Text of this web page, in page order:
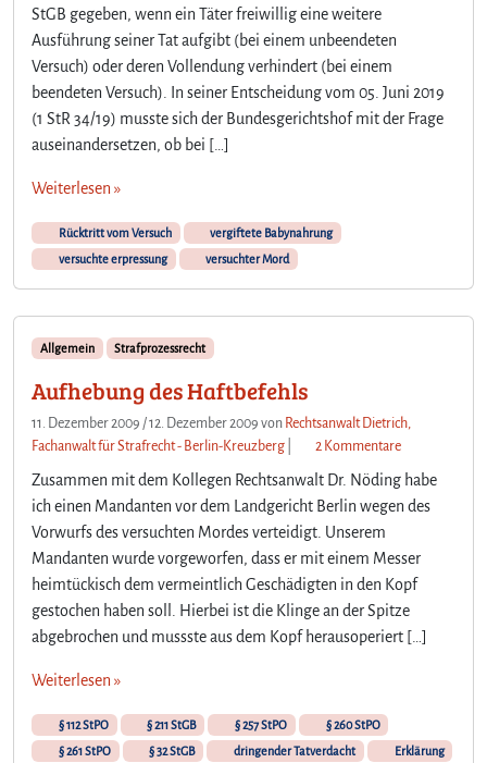
StGB gegeben, wenn ein Täter freiwillig eine weitere
Ausführung seiner Tat aufgibt (bei einem unbeendeten
Versuch) oder deren Vollendung verhindert (bei einem
beendeten Versuch). In seiner Entscheidung vom 05. Juni 2019
(1 StR 34/19) musste sich der Bundesgerichtshof mit der Frage
auseinandersetzen, ob bei […]
Weiterlesen »
Rücktritt vom Versuch
vergiftete Babynahrung
versuchte erpressung
versuchter Mord
Allgemein Strafprozessrecht
Aufhebung des Haftbefehls
11. Dezember 2009 /12. Dezember 2009 von Rechtsanwalt Dietrich,
Fachanwalt für Strafrecht - Berlin-Kreuzberg
2 Kommentarez
A
u
h
e
b
u
s
Zusammen mit dem Kollegen Rechtsanwalt Dr. Nöding habe
ich einen Mandanten vor dem Landgericht Berlin wegen des
Vorwurfs des versuchten Mordes verteidigt. Unserem
Mandanten wurde vorgeworfen, dass er mit einem Messer
heimtückisch dem vermeintlich Geschädigten in den Kopf
gestochen haben soll. Hierbei ist die Klinge an der Spitze
abgebrochen und mussste aus dem Kopf herausoperiert […]
Weiterlesen »
§ 112 StPO § 211 StGB § 257 StPO
§ 260 StPO
§ 261 StPO
§ 32 StGB dringender Tatverdacht
Erklärung